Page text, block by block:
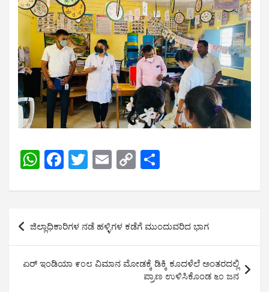
W
at
s
A
p
F
ce
b
o
o
T
tt
er
E
ail
C
py
Li
n
k
ar
e
Post
navigation
ಜಿಲ್ಲಾಧಿಕಾರಿಗಳ ನಡೆ ಹಳ್ಳಿಗಳ ಕಡೆಗೆ ಮುಂದುವರಿದ ಭಾಗ
ಏರ್ ಇಂಡಿಯಾ ೯೦೮ ವಿಮಾನ ಮೋಡಕ್ಕೆ ಡಿಕ್ಕಿ ಕೂದಳೆಲೆ ಅಂತರದಲ್ಲಿ
ಪ್ರಾಣ ಉಳಿಸಿಕೊಂಡ ೬೦ ಜನ